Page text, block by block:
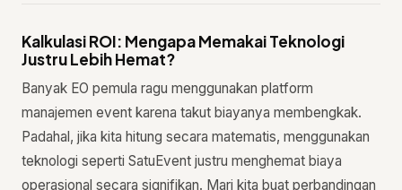
Kalkulasi ROI: Mengapa Memakai Teknologi
Justru Lebih Hemat?
Banyak EO pemula ragu menggunakan platform
manajemen event karena takut biayanya membengkak.
Padahal, jika kita hitung secara matematis, menggunakan
teknologi seperti SatuEvent justru menghemat biaya
operasional secara signifikan. Mari kita buat perbandingan